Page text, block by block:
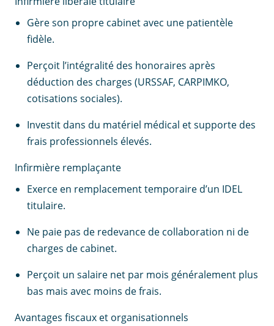
Gère son propre cabinet avec une patientèle
fidèle.
Perçoit l’intégralité des honoraires après
déduction des charges (URSSAF, CARPIMKO,
cotisations sociales).
Investit dans du matériel médical et supporte des
frais professionnels élevés.
Infirmière remplaçante
Exerce en remplacement temporaire d’un IDEL
titulaire.
Ne paie pas de redevance de collaboration ni de
charges de cabinet.
Perçoit un salaire net par mois généralement plus
bas mais avec moins de frais.
Avantages fiscaux et organisationnels